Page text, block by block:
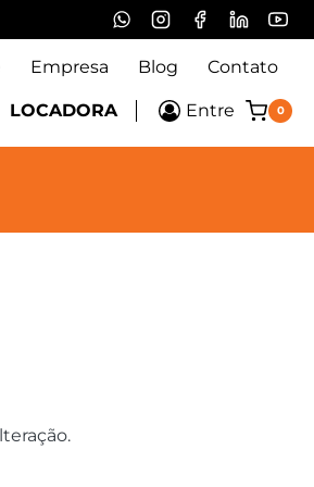
Empresa Blog Contato
LOCADORA Entre 0